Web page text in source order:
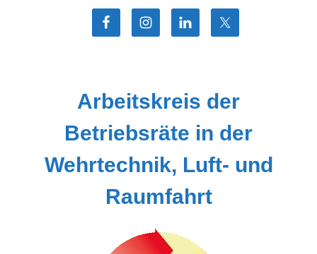
Arbeitskreis der
Betriebsräte in der
Wehrtechnik, Luft- und
Raumfahrt